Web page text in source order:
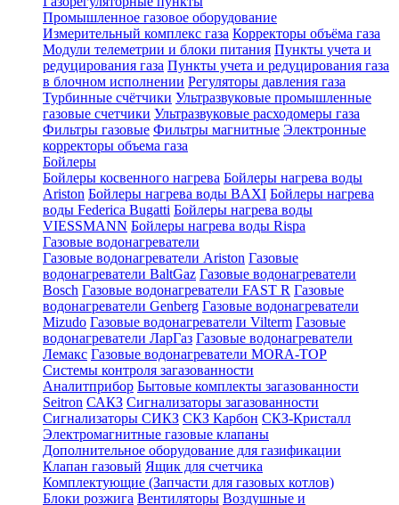
Промышленное газовое оборудование
Измерительный комплекс газа Корректоры объёма газа
Модули телеметрии и блоки питания Пункты учета и
редуцирования газа Пункты учета и редуцирования газа
в блочном исполнении Регуляторы давления газа
Турбинные счётчики Ультразвуковые промышленные
газовые счетчики Ультразвуковые расходомеры газа
Фильтры газовые Фильтры магнитные Электронные
корректоры объема газа
Бойлеры
Бойлеры косвенного нагрева Бойлеры нагрева воды
Ariston Бойлеры нагрева воды BAXI Бойлеры нагрева
воды Federica Bugatti Бойлеры нагрева воды
VIESSMANN Бойлеры нагрева воды Rispa
Газовые водонагреватели
Газовые водонагреватели Ariston Газовые
водонагреватели BaltGaz Газовые водонагреватели
Bosch Газовые водонагреватели FAST R Газовые
водонагреватели Genberg Газовые водонагреватели
Mizudo Газовые водонагреватели Vilterm Газовые
водонагреватели ЛарГаз Газовые водонагреватели
Лемакс Газовые водонагреватели MORA-TOP
Системы контроля загазованности
Аналитприбор Бытовые комплекты загазованности
Seitron САКЗ Сигнализаторы загазованности
Сигнализаторы СИКЗ СКЗ Карбон СКЗ-Кристалл
Электромагнитные газовые клапаны
Дополнительное оборудование для газификации
Клапан газовый Ящик для счетчика
Комплектующие (Запчасти для газовых котлов)
Блоки розжига Вентиляторы Воздушные и